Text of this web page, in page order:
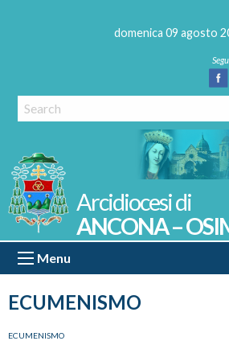
domenica 09 agosto
ECUMENISMO
ANCONA –
Menu
ECUMENISMO